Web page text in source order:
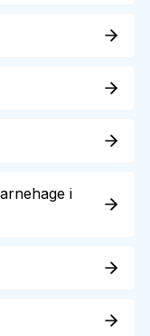
i